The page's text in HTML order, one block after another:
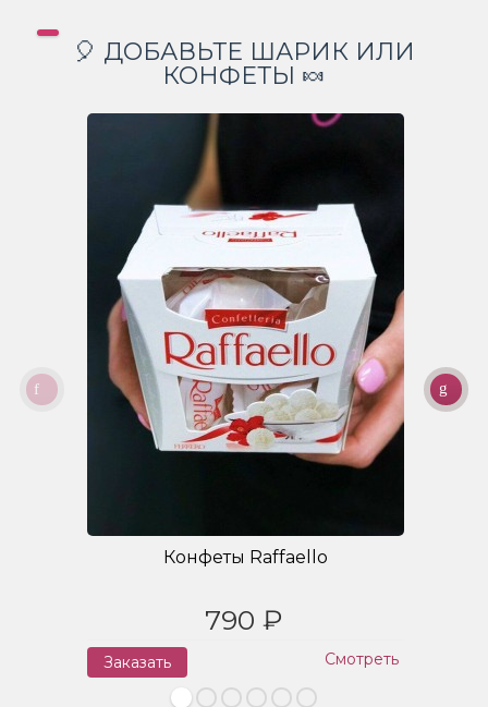
🎈 ДОБАВЬТЕ ШАРИК ИЛИ
КОНФЕТЫ 🍬
Конфеты Raffaello
790 ₽
Заказать Смотреть